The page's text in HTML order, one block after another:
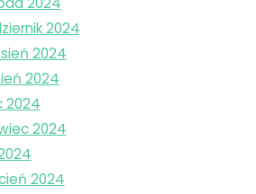
2024
2024
2024
2024
2024
2024